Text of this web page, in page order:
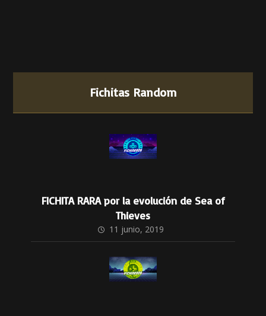
Fichitas Random
FICHITA RARA por la evolución de Sea of
Thieves
11 junio, 2019